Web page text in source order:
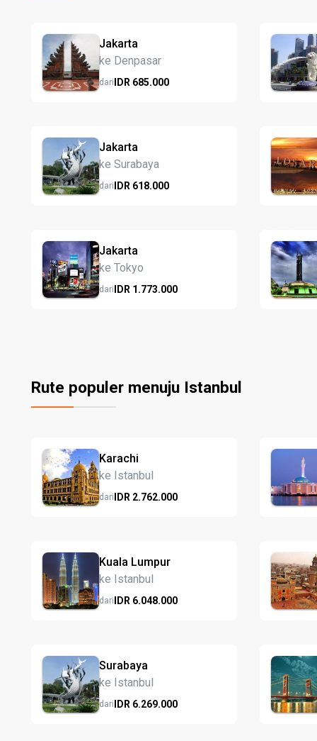
Jakarta
ke Denpasar
dariIDR 685.000
Jakarta
ke Surabaya
dariIDR 618.000
Jakarta
ke Tokyo
dariIDR 1.773.000
Rute populer menuju Istanbul
Karachi
ke Istanbul
dariIDR 2.762.000
Kuala Lumpur
ke Istanbul
dariIDR 6.048.000
Surabaya
ke Istanbul
dariIDR 6.269.000